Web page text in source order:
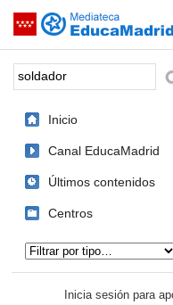
Saltar navegación
Palabra o frase:
Inicio
Canal EducaMadrid
Últimos contenidos
Centros
Inicia sesión para